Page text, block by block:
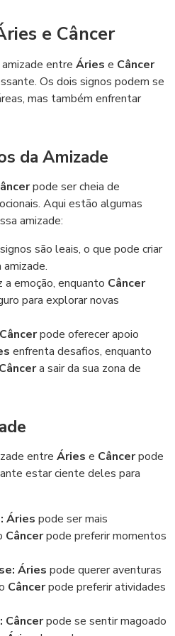
e Câncer
entre Áries e Câncer
Os dois signos podem se
mas também enfrentar
da Amizade
pode ser cheia de
Aqui estão algumas
amizade:
são leais, o que pode criar
a emoção, enquanto Câncer
para explorar novas
Câncerpode oferecer apoio
enfrenta desafios, enquanto
Câncera sair da sua zona de
entre Áries e Câncerpode
estar ciente deles para
Áries pode ser mais
Câncerpode preferir momentos
Áries pode querer aventuras
Câncerpode preferir atividades
Câncerpode se sentir magoado